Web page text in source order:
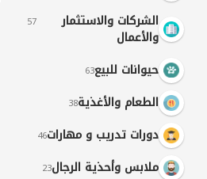
الشركات والاستثمار
والأعمال
57
حيوانات للبيع63
الطعام والأغذية38
دورات تدريب و مهارات46
ملابس وأحذية الرجال23